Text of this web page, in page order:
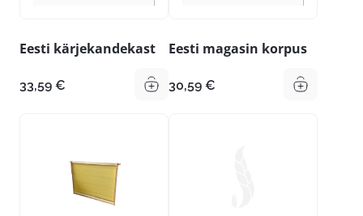
Eesti kärjekandekast
33,59 €
Eesti magasin korpus
30,59 €